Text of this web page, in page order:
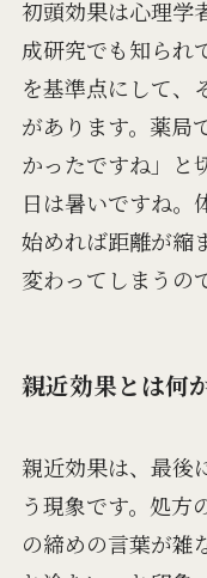
初頭効果は心理学
成研究でも知られ
を基準点にして、
があります。薬局
かったですね」と
日は暑いですね。
始めれば距離が縮
変わってしまうの
親近効果とは何
親近効果は、最後
う現象です。処方
の締めの言葉が雑